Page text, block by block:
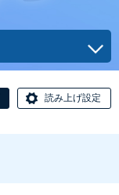
読み上げ設定